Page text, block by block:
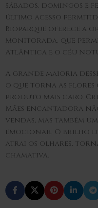
sábados, domingos e
último acesso
Bioparque oferece a
monitorada, que
Atlântica e o céu
A grande maioria
o que torna as flores
produto mais caro.
Mães encantadora
vendas, mas também
emocionar. O brilho
atrai os olhares,
chamativa.